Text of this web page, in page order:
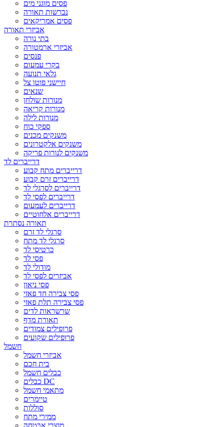
פסים מוגני מים
נברשות תאורה
פסים אמריקאים
אביזרי תאורה
בתי נורה
אביזרי ארמטורה
פנסים
בקרי עמעום
גלאי תנועה
חיישני פוטו צל
שנאים
מנורות שולחן
מנורות קריאה
מנורות לילה
ספקי כוח
משנקים מכנים
משנקים אלקטרונים
משנקים לנורות פריקה
דרייברים לד
דרייברים מתח קבוע
דרייברים זרם קבוע
דרייברים לסרגלי לד
דרייברים לפסי לד
דרייברים לעמעום
דרייברים אלחוטיים
תאורה נסתרת
סרגלי לד זרם
סרגלי לד מתח
כרטיסי לד
פסי לד
מודולי לד
אביזרים לפסי לד
פסי ניאון
פסי צבירה חד פאזי
פסי צבירה תלת פאזי
שרשראות לדים
תאורת מדף
פרופילים צמודים
פרופילים שקועים
חשמל
אביזרי חשמל
בית חכם
כבלים חשמל
כבלים DC
מתאמי חשמל
טיימרים
סוללות
ממירי מתח